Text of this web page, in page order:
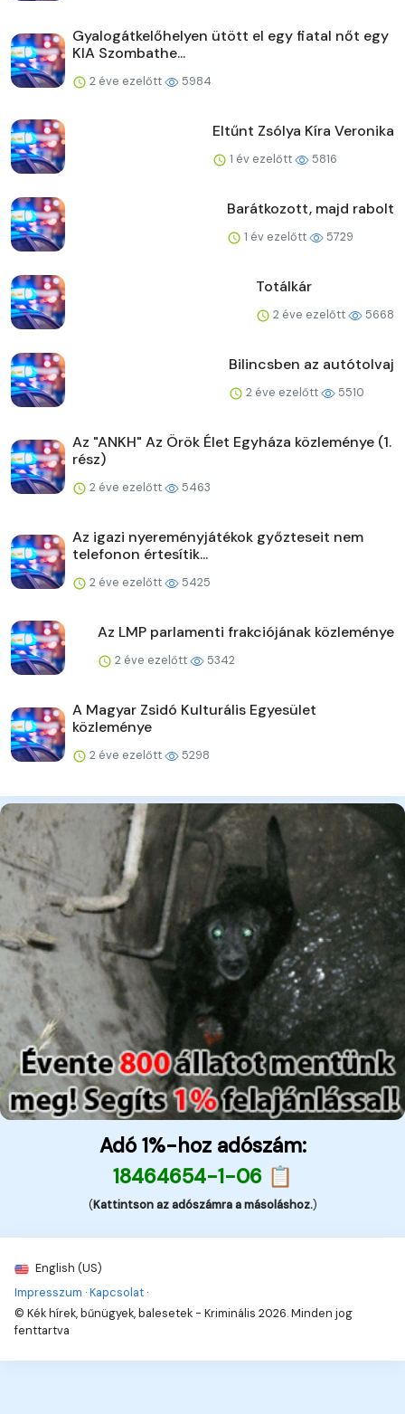
Gyalogátkelőhelyen ütött el egy fiatal nőt egy
KIA Szombathe...
2 éve ezelőtt 5984
Eltűnt Zsólya Kíra Veronika
1 év ezelőtt 5816
Barátkozott, majd rabolt
1 év ezelőtt 5729
Totálkár
2 éve ezelőtt 5668
Bilincsben az autótolvaj
2 éve ezelőtt 5510
Az "ANKH" Az Örök Élet Egyháza közleménye (1.
rész)
2 éve ezelőtt 5463
Az igazi nyereményjátékok győzteseit nem
telefonon értesítik...
2 éve ezelőtt 5425
Az LMP parlamenti frakciójának közleménye
2 éve ezelőtt 5342
A Magyar Zsidó Kulturális Egyesület
közleménye
2 éve ezelőtt 5298
Adó 1%-hoz adószám:
18464654-1-06 📋
(Kattintson az adószámra a másoláshoz.)
English (US)
Impresszum ·Kapcsolat ·
© Kék hírek, bűnügyek, balesetek - Kriminális 2026. Minden jog
fenttartva